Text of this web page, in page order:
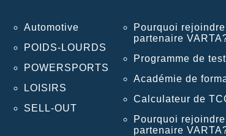
Automotive
POIDS-LOURDS
POWERSPORTS
LOISIRS
SELL-OUT
Pourquoi
partenaire
Programme de
Académie de
Calculateur de
Pourquoi
partenaire